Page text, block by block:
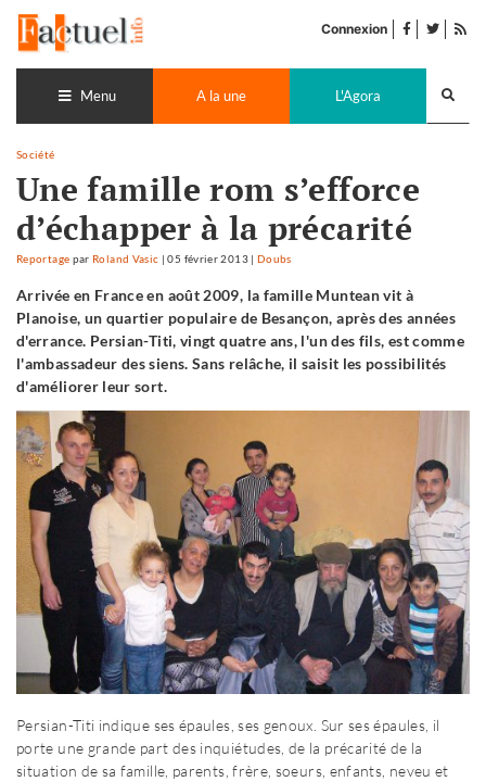
contenu
Connexion facebook
twitter
Menu A la une L'Agora
Société
Une famille rom s’efforce
d’échapper à la précarité
Reportage par Roland Vasic |05 février 2013| Doubs
Arrivée en France en août 2009, la famille Muntean vit à
Planoise, un quartier populaire de Besançon, après des années
d'errance. Persian-Titi, vingt quatre ans, l'un des fils, est comme
l'ambassadeur des siens. Sans relâche, il saisit les possibilités
d'améliorer leur sort.
Persian-Titi indique ses épaules, ses genoux. Sur ses épaules, il
porte une grande part des inquiétudes, de la précarité de la
situation de sa famille, parents, frère, soeurs, enfants, neveu et